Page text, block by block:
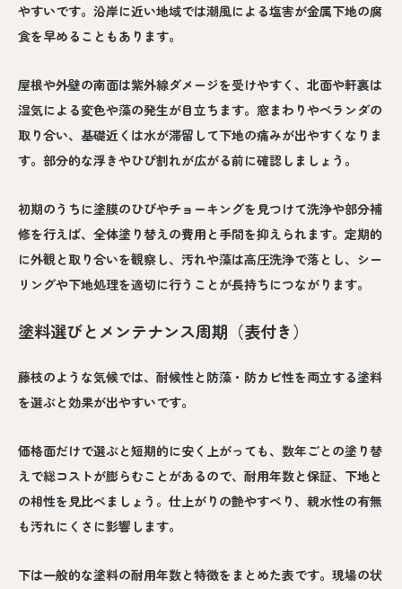
やすいです。沿岸に近い地域では潮風による塩害が金属下地の腐
食を早めることもあります。
屋根や外壁の南面は紫外線ダメージを受けやすく、北面や軒裏は
湿気による変色や藻の発生が目立ちます。窓まわりやベランダの
取り合い、基礎近くは水が滞留して下地の痛みが出やすくなりま
す。部分的な浮きやひび割れが広がる前に確認しましょう。
初期のうちに塗膜のひびやチョーキングを見つけて洗浄や部分補
修を行えば、全体塗り替えの費用と手間を抑えられます。定期的
に外観と取り合いを観察し、汚れや藻は高圧洗浄で落とし、シー
リングや下地処理を適切に行うことが長持ちにつながります。
塗料選びとメンテナンス周期（表付き）
藤枝のような気候では、耐候性と防藻・防カビ性を両立する塗料
を選ぶと効果が出やすいです。
価格面だけで選ぶと短期的に安く上がっても、数年ごとの塗り替
えで総コストが膨らむことがあるので、耐用年数と保証、下地と
の相性を見比べましょう。仕上がりの艶やすべり、親水性の有無
も汚れにくさに影響します。
下は一般的な塗料の耐用年数と特徴をまとめた表です。現場の状